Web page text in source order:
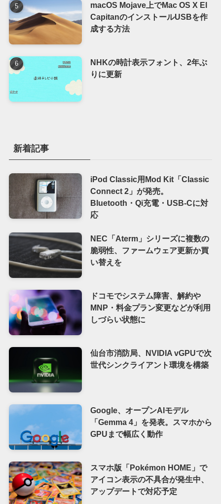
macOS Mojave上でMac OS X El
CapitanのインストールUSBを作
成する方法
NHKの時計表示フォント、2年ぶ
りに更新
新着記事
iPod Classic用Mod Kit「Classic
Connect 2」が発売。
Bluetooth・Qi充電・USB-Cに対
応
NEC「Aterm」シリーズに複数の
脆弱性、ファームウェア更新か買
い替えを
ドコモでシステム障害、解約や
MNP・料金プラン変更などが利用
しづらい状態に
仙台市消防局、NVIDIA vGPUで次
世代シンクライアント環境を構築
Google、オープンAIモデル
「Gemma 4」を発表。スマホから
GPUまで幅広く動作
スマホ版「Pokémon HOME」で
アイコン表示の不具合が発生中、
アップデートで対応予定